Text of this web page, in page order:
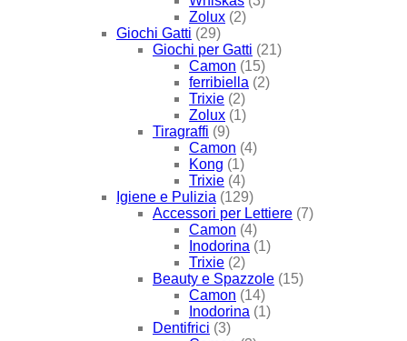
Zolux (2)
Giochi Gatti (29)
Giochi per Gatti (21)
Camon (15)
ferribiella (2)
Trixie (2)
Zolux (1)
Tiragraffi (9)
Camon (4)
Kong (1)
Trixie (4)
Igiene e Pulizia (129)
Accessori per Lettiere (7)
Camon (4)
Inodorina (1)
Trixie (2)
Beauty e Spazzole (15)
Camon (14)
Inodorina (1)
Dentifrici (3)